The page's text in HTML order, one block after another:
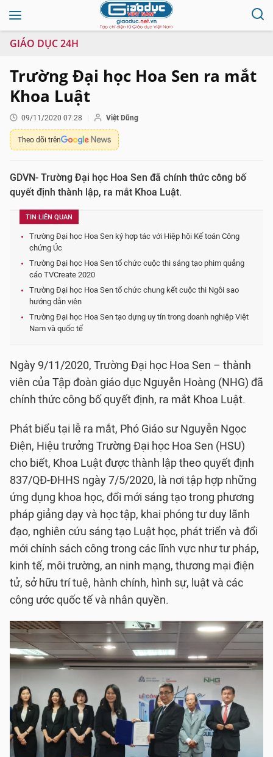
GIÁO DỤC 24H
Trường Đại học Hoa Sen ra mắt
Khoa Luật
09/11/2020 07:28 Việt Dũng
Theo dõi trên
GDVN- Trường Đại học Hoa Sen đã chính thức công bố
quyết định thành lập, ra mắt Khoa Luật.
TIN LIÊN QUAN
Trường Đại học Hoa Sen ký hợp tác với Hiệp hội Kế toán Công
chứng Úc
Trường Đại học Hoa Sen tổ chức cuộc thi sáng tạo phim quảng
cáo TVCreate 2020
Trường Đại học Hoa Sen tổ chức chung kết cuộc thi Ngôi sao
hướng dẫn viên
Trường Đại học Hoa Sen tạo dựng uy tín trong doanh nghiệp Việt
Nam và quốc tế
Ngày 9/11/2020, Trường Đại học Hoa Sen – thành
viên của Tập đoàn giáo dục Nguyễn Hoàng (NHG) đã
chính thức công bố quyết định, ra mắt Khoa Luật.
Phát biểu tại lễ ra mắt, Phó Giáo sư Nguyễn Ngọc
Điện, Hiệu trưởng Trường Đại học Hoa Sen (HSU)
cho biết, Khoa Luật được thành lập theo quyết định
837/QĐ-ĐHHS ngày 7/5/2020, là nơi tập hợp những
ứng dụng khoa học, đổi mới sáng tạo trong phương
pháp giảng dạy và học tập, khai phóng tư duy lãnh
đạo, nghiên cứu sáng tạo Luật học, phát triển và đổi
mới chính sách công trong các lĩnh vực như tư pháp,
kinh tế, môi trường, an ninh mạng, thương mại điện
tử, sở hữu trí tuệ, hành chính, hình sự, luật và các
công ước quốc tế và nhân quyền.